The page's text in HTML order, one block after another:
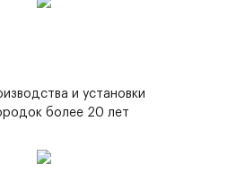
и установки
более 20 лет